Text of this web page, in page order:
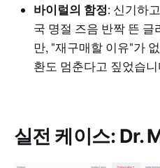
바이럴의 함정: 신기하
국 명절 즈음 반짝 뜬 글
만, "재구매할 이유"가
환도 멈춘다고 짚었습니
실전 케이스: Dr.